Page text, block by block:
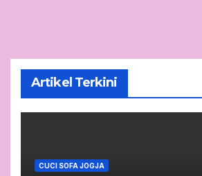
Artikel Terkini
CUCI SOFA JOGJA